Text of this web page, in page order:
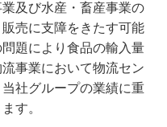
及び水産・畜産事業の
売に支障をきたす可能
題により食品の輸入量
事業において物流セン
社グループの業績に重
す。